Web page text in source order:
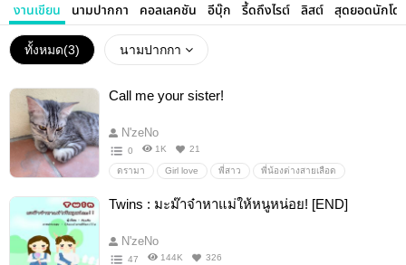
งานเขียน นามปากกา คอลเลคชัน อีบุ๊ก รี้ดถึงไรต์ ลิสต์ สุดยอดนักโด
ทั้งหมด(3) นามปากกา
Call me your sister!
N'zeNo
0 1K 21
ดรามา Girl love พี่สาว พี่น้องต่างสายเลือด
Twins : มะม๊าจ๋าหาแม่ให้หนูหน่อย! [END]
N'zeNo
47 144K 326